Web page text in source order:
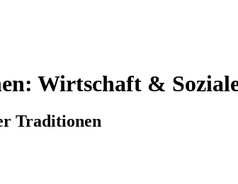
Wirtschaft &
Traditionen